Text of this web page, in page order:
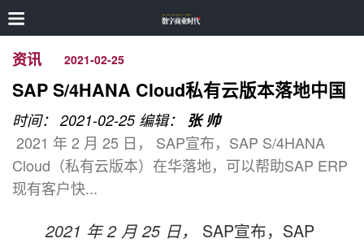
资讯 2021-02-25
SAP S/4HANA Cloud私有云版本落地中国
时间： 2021-02-25 编辑： 张 帅
2021 年 2 月 25 日， SAP宣布，SAP S/4HANA
Cloud（私有云版本）在华落地，可以帮助SAP ERP
现有客户快...
2021 年 2 月 25 日，
SAP宣布，SAP